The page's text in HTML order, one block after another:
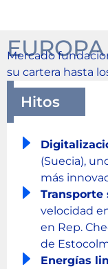
EUROPA
Mercado
su cartera hasta
Hitos
(Suecia),
más
Transporte
velocidad
en Rep.
de
Energías